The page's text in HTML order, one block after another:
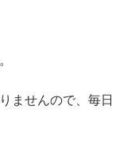
ませんので、毎日